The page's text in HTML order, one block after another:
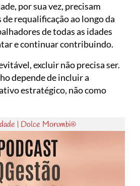
por sua vez, precisam
requalificação ao longo da
de todas as idades
e continuar contribuindo.
excluir não precisa ser.
depende de incluir a
estratégico, não como
| Dolce Morumbi®